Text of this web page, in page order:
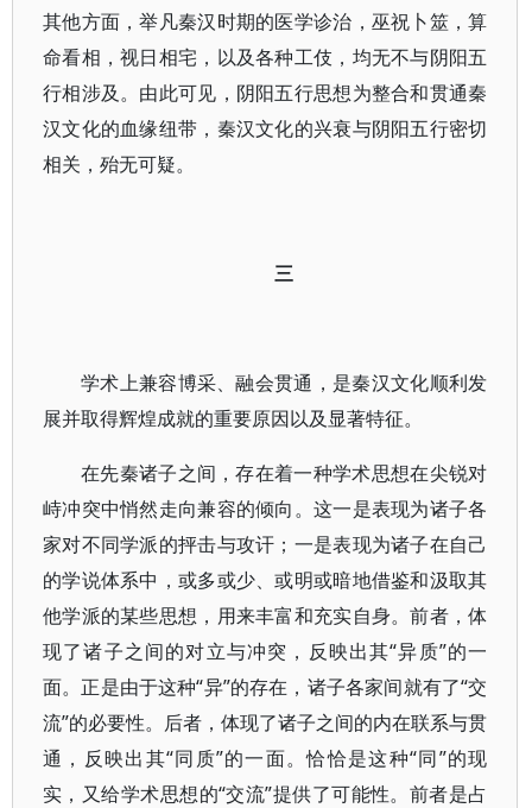
其他方面，举凡秦汉时期的医学诊治，巫祝卜筮，算
命看相，视日相宅，以及各种工伎，均无不与阴阳五
行相涉及。由此可见，阴阳五行思想为整合和贯通秦
汉文化的血缘纽带，秦汉文化的兴衰与阴阳五行密切
相关，殆无可疑。
三
学术上兼容博采、融会贯通，是秦汉文化顺利发
展并取得辉煌成就的重要原因以及显著特征。
在先秦诸子之间，存在着一种学术思想在尖锐对
峙冲突中悄然走向兼容的倾向。这一是表现为诸子各
家对不同学派的抨击与攻讦；一是表现为诸子在自己
的学说体系中，或多或少、或明或暗地借鉴和汲取其
他学派的某些思想，用来丰富和充实自身。前者，体
现了诸子之间的对立与冲突，反映出其“异质”的一
面。正是由于这种“异”的存在，诸子各家间就有了“交
流”的必要性。后者，体现了诸子之间的内在联系与贯
通，反映出其“同质”的一面。恰恰是这种“同”的现
实，又给学术思想的“交流”提供了可能性。前者是占